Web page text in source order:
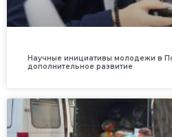
Научные инициативы молодежи в
дополнительное развитие